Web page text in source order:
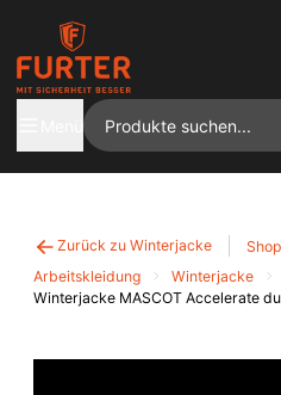
Zurück zu Winterjacke Shop
Arbeitskleidung
Winterjacke
Winterjacke MASCOT Accelerate